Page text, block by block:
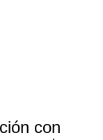
con